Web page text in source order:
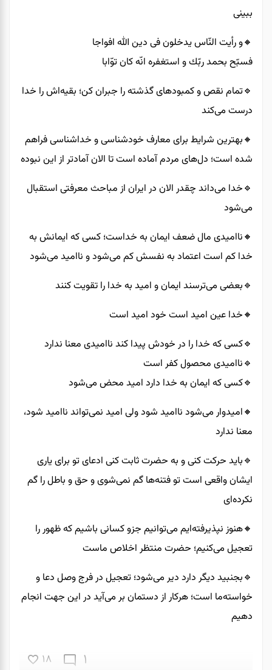
ببینی
🔸️و رأیت النّاس یدخلون فی دین الله افواجا
فسبّح بحمد ربّك و استغفره انّه كان توّابا
🔹️تمام نقص و کمبود‌های گذشته را جبران کن؛ بقیه‌اش را خدا
درست می‌کند
🔸️بهترین شرایط برای معارف خودشناسی و خداشناسی فراهم
شده است؛ دل‌های مردم آماده است تا الان آمادتر از این نبوده
🔹️خدا می‌داند چقدر الان در ایران از مباحث معرفتی استقبال
می‌شود
🔸️ناامیدی مال ضعف ایمان به خداست؛ کسی که ایمانش به
خدا کم است اعتماد به نفسش کم می‌شود و ناامید می‌شود
🔹️بعضی می‌ترسند ایمان و امید به خدا را تقویت کنند
🔸️خدا عین امید است خود امید است
🔹️کسی که خدا را در خودش پیدا کند ناامیدی معنا ندارد
🔹️ناامیدی محصول کفر است
🔹️کسی ‌که ایمان به خدا دارد امید محض می‌شود
🔸️امیدوار می‌شود ناامید شود ولی امید نمی‌تواند ناامید شود،
معنا ندارد
🔹️باید حرکت کنی و به حضرت ثابت کنی ادعای تو برای یاری
ایشان واقعی است تو فتنه‌ها گم نمی‌شوی و حق و باطل را گم
نکرده‌ای
🔸️هنوز نپذیرفته‌ایم می‌توانیم جزو کسانی باشیم که ظهور را
تعجیل می‌کنیم؛ حضرت منتظر اخلاص ماست
🔹️بجنبید دیگر دارد دیر می‌شود؛ تعجیل در فرج وصل دعا و
خواسته‌ما است؛ هرکار از دستمان بر می‌آید در این جهت انجام
دهیم
1
18